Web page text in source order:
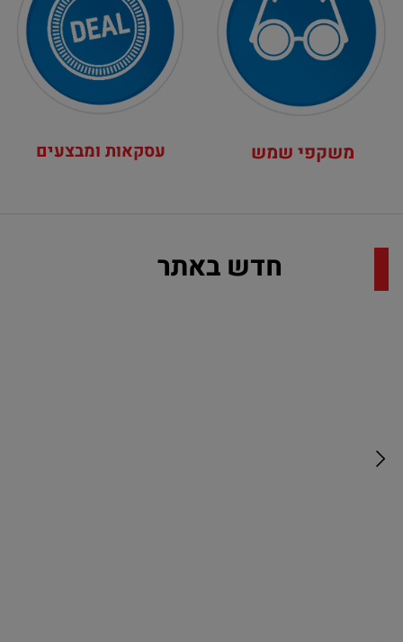
משקפי שמש עסקאות ומבצעים
חדש באתר